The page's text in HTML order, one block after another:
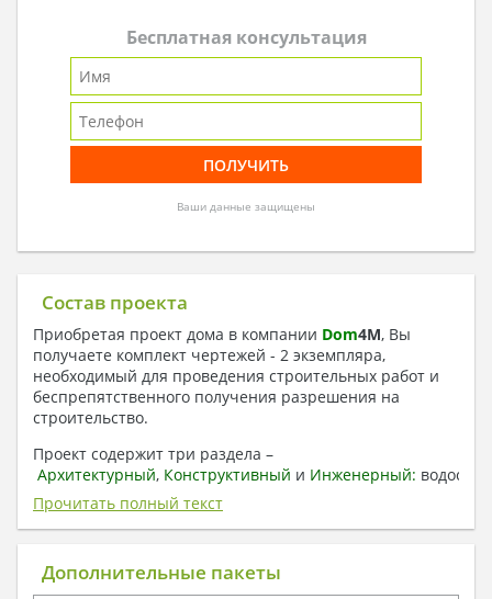
Бесплатная консультация
Ваши данные защищены
Состав проекта
Приобретая проект дома в компании Dom4M, Вы
получаете комплект чертежей - 2 экземпляра,
необходимый для проведения строительных работ и
беспрепятственного получения разрешения на
строительство.
Проект содержит три раздела –
Архитектурный, Конструктивный и Инженерный:
отопление, вентиляция, канализация,
электроснабжение (приобретается за дополнительную
плату) + Пояснительная записка.
1. Архитектурный раздел:
Прочитать полный текст
Дополнительные пакеты